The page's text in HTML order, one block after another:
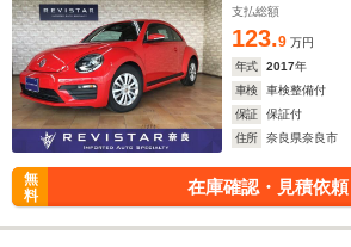
支払総額
123.9 万円
年式
2017年
車検
車検整備付
保証
保証付
住所
奈良県奈良市
無
料
在庫確認・見積依頼